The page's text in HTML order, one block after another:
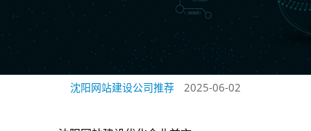
沈阳网站建设公司推荐 2025-06-02